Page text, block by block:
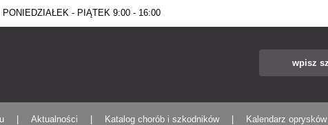
PONIEDZIAŁEK - PIĄTEK 9:00 - 16:00
Aktualności Katalog chorób i szkodników Kalendarz oprysków